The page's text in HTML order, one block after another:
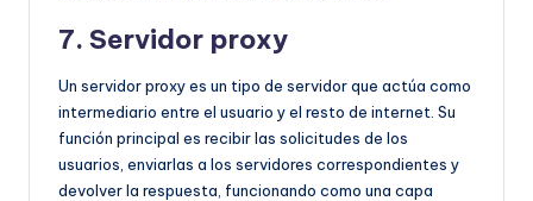
7. Servidor proxy
Un servidor proxy es un tipo de servidor que actúa como
intermediario entre el usuario y el resto de internet. Su
función principal es recibir las solicitudes de los
usuarios, enviarlas a los servidores correspondientes y
devolver la respuesta, funcionando como una capa